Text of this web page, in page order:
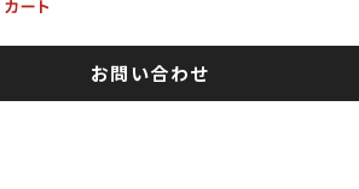
お問い合わせ